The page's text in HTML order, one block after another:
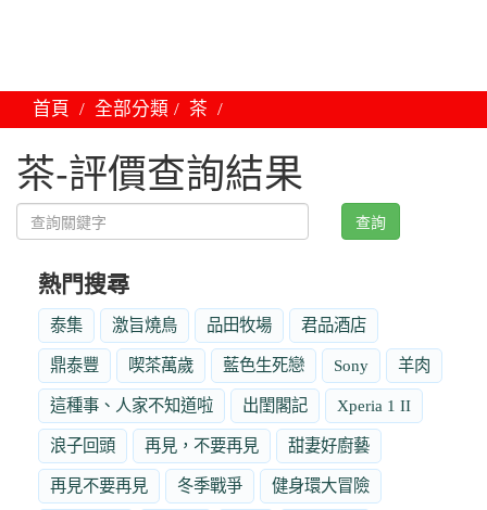
首頁 全部分類 茶
茶-評價查詢結果
查詢
熱門搜尋
泰集 激旨燒鳥 品田牧場 君品酒店
鼎泰豐 喫茶萬歲 藍色生死戀 Sony 羊肉
這種事、人家不知道啦 出閨閣記 Xperia 1 II
浪子回頭 再見，不要再見 甜妻好廚藝
再見不要再見 冬季戰爭 健身環大冒險